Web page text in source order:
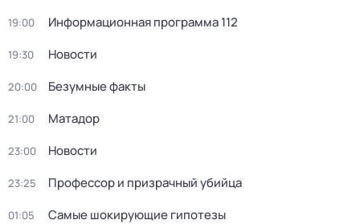
19:00 Информационная программа 112
19:30 Новости
20:00 Безумные факты
21:00 Матадор
23:00 Новости
23:25 Профессор и призрачный убийца
01:05 Самые шoкиpующие гипотезы